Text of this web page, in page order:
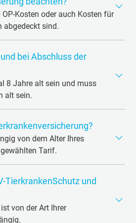
Operationen mehrere
der richtigen Tier-
90 % der Kosten ab.
Kosten oder auch Kosten für
abgedeckt sind.
medizinisch notwendigen
abdeckt. Mit dem OP-
sichere Kostenabdeckung bei
mit einfacher
bei Abschluss der
8 Jahre alt sein und muss
alt sein.
Sie auch auf den ersten Tag des
ausweichen.
von dem Alter Ihres
Tarif.
dem OP-Schutz als reine
Innerhalb dieser Tarife
dann je nach Alter Ihres
Sie wählen auf
TierkrankenSchutz und
von der Art Ihrer